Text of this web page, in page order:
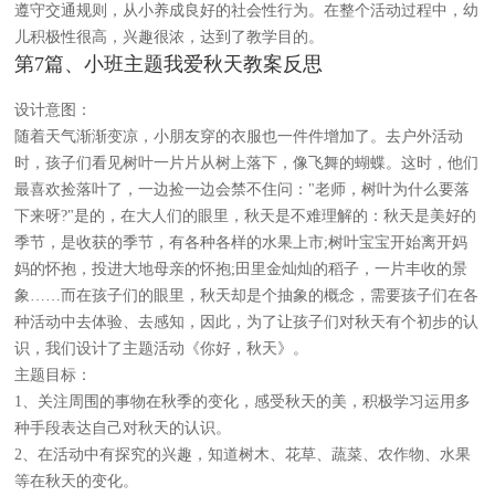
遵守交通规则，从小养成良好的社会性行为。在整个活动过程中，幼
儿积极性很高，兴趣很浓，达到了教学目的。
第7篇、小班主题我爱秋天教案反思
设计意图：
随着天气渐渐变凉，小朋友穿的衣服也一件件增加了。去户外活动
时，孩子们看见树叶一片片从树上落下，像飞舞的蝴蝶。这时，他们
最喜欢捡落叶了，一边捡一边会禁不住问："老师，树叶为什么要落
下来呀?"是的，在大人们的眼里，秋天是不难理解的：秋天是美好的
季节，是收获的季节，有各种各样的水果上市;树叶宝宝开始离开妈
妈的怀抱，投进大地母亲的怀抱;田里金灿灿的稻子，一片丰收的景
象……而在孩子们的眼里，秋天却是个抽象的概念，需要孩子们在各
种活动中去体验、去感知，因此，为了让孩子们对秋天有个初步的认
识，我们设计了主题活动《你好，秋天》。
主题目标：
1、关注周围的事物在秋季的变化，感受秋天的美，积极学习运用多
种手段表达自己对秋天的认识。
2、在活动中有探究的兴趣，知道树木、花草、蔬菜、农作物、水果
等在秋天的变化。